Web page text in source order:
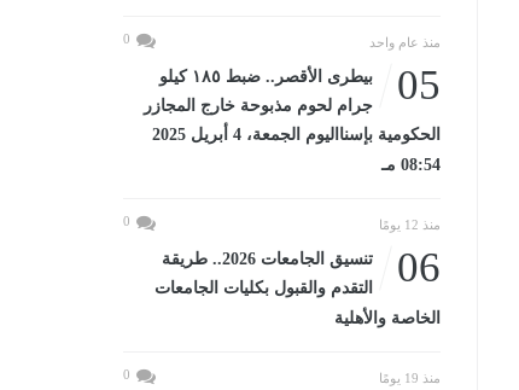
منذ عام واحد 0
05
بيطرى الأقصر.. ضبط ١٨٥ كيلو
جرام لحوم مذبوحة خارج المجازر
الحكومية بإسنااليوم الجمعة، 4 أبريل 2025
08:54 مـ
منذ 12 يومًا 0
06
تنسيق الجامعات 2026.. طريقة
التقدم والقبول بكليات الجامعات
الخاصة والأهلية
منذ 19 يومًا 0